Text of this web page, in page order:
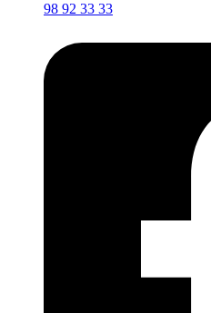
98 92 33 33